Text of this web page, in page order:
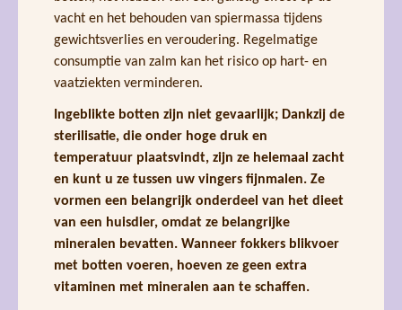
vacht en het behouden van spiermassa tijdens
gewichtsverlies en veroudering. Regelmatige
consumptie van zalm kan het risico op hart- en
vaatziekten verminderen.
Ingeblikte botten zijn niet gevaarlijk; Dankzij de
sterilisatie, die onder hoge druk en
temperatuur plaatsvindt, zijn ze helemaal zacht
en kunt u ze tussen uw vingers fijnmalen. Ze
vormen een belangrijk onderdeel van het dieet
van een huisdier, omdat ze belangrijke
mineralen bevatten. Wanneer fokkers blikvoer
met botten voeren, hoeven ze geen extra
vitaminen met mineralen aan te schaffen.